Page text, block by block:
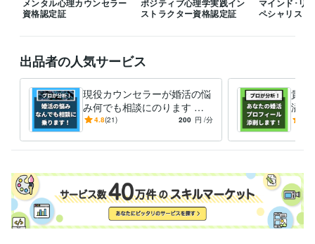
メンタル心理カウンセラー
資格認定証
ポジティブ心理学実践イン
ストラクター資格認定証
マインド･リ
ペシャリスト
出品者の人気サービス
現役カウンセラーが婚活の悩
み何でも相談にのります パ
ーティー･お見合い･LINE･デ
4.8(21) 200 円 /分
貴方
溢れ
活の
会お